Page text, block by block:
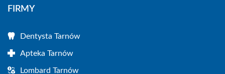
FIRMY
Dentysta Tarnów
Apteka Tarnów
Lombard Tarnów